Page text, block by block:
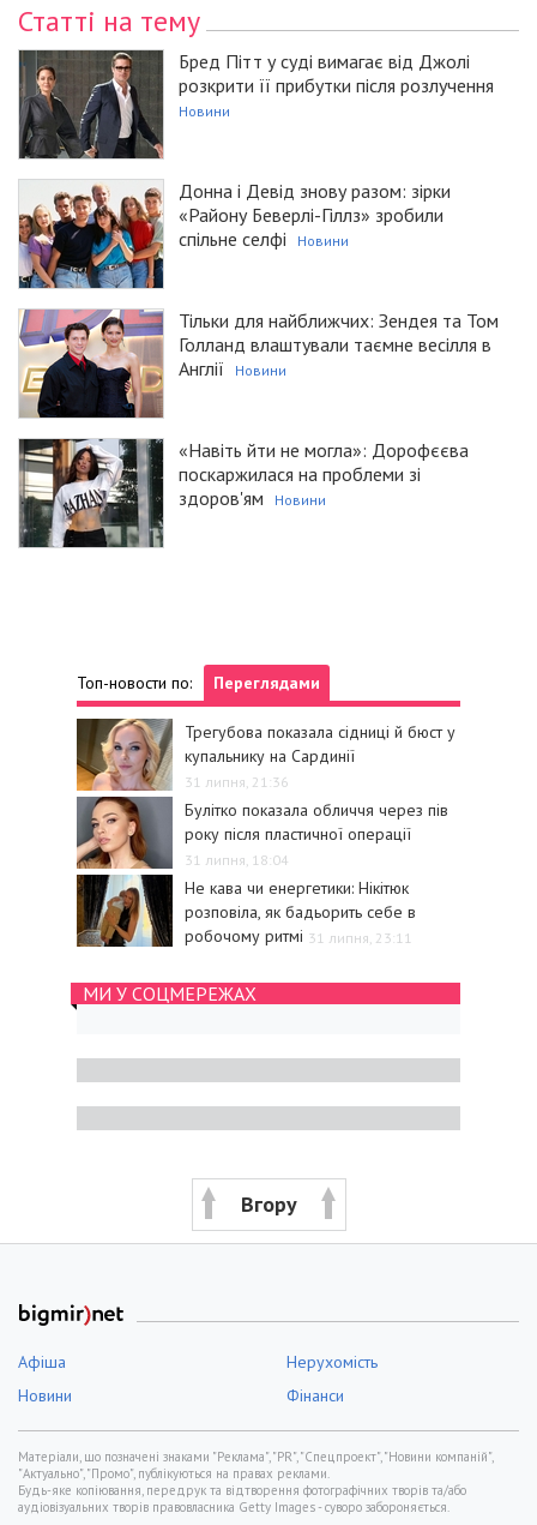
Статті на тему
Бред Пітт у суді вимагає від Джолі
розкрити її прибутки після розлучення
Новини
Донна і Девід знову разом: зірки
«Району Беверлі-Гіллз» зробили
спільне селфі
Новини
Тільки для найближчих: Зендея та Том
Голланд влаштували таємне весілля в
Англії
Новини
«Навіть йти не могла»: Дорофєєва
поскаржилася на проблеми зі
здоров'ям
Новини
Топ-новости по: Переглядами
Трегубова показала сідниці й бюст у
купальнику на Сардинії
31 липня, 21:36
Булітко показала обличчя через пів
року після пластичної операції
31 липня, 18:04
Не кава чи енергетики: Нікітюк
розповіла, як бадьорить себе в
робочому ритмі 31 липня, 23:11
МИ У СОЦМЕРЕЖАХ
Вгору
Афіша
Нерухомість
Новини
Фінанси
Матеріали, що позначені знаками "Реклама", "PR", "Спецпроект", "Новини компаній",
"Актуально", "Промо", публікуються на правах реклами.
Будь-яке копіювання, передрук та відтворення фотографічних творів та/або
аудіовізуальних творів правовласника Getty Images - суворо забороняється.